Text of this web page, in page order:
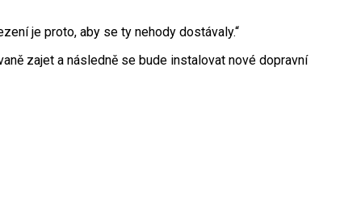
je proto, aby se ty nehody dostávaly.“
zajet a následně se bude instalovat nové dopravní